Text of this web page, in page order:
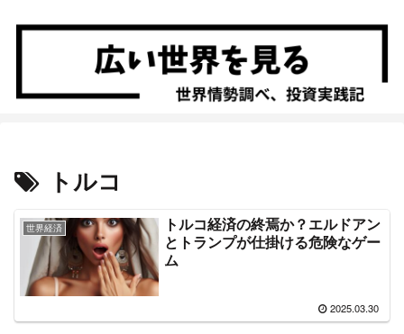
トルコ
世界経済
トルコ経済の終焉か？エルドアン
とトランプが仕掛ける危険なゲー
ム
2025.03.30